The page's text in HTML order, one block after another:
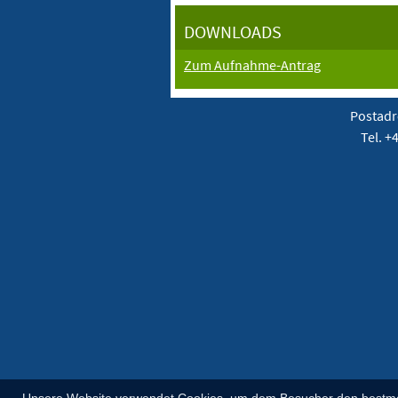
DOWNLOADS
Zum Aufnahme-Antrag
Tel.